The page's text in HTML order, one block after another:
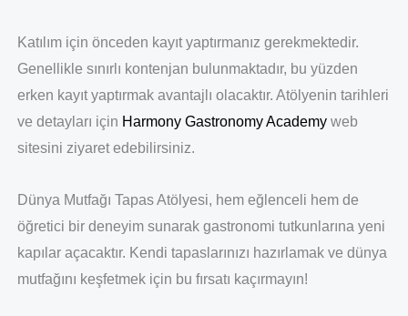
Katılım için önceden kayıt yaptırmanız gerekmektedir.
Genellikle sınırlı kontenjan bulunmaktadır, bu yüzden
erken kayıt yaptırmak avantajlı olacaktır. Atölyenin tarihleri
ve detayları için Harmony Gastronomy Academyweb
sitesini ziyaret edebilirsiniz.
Dünya Mutfağı Tapas Atölyesi, hem eğlenceli hem de
öğretici bir deneyim sunarak gastronomi tutkunlarına yeni
kapılar açacaktır. Kendi tapaslarınızı hazırlamak ve dünya
mutfağını keşfetmek için bu fırsatı kaçırmayın!